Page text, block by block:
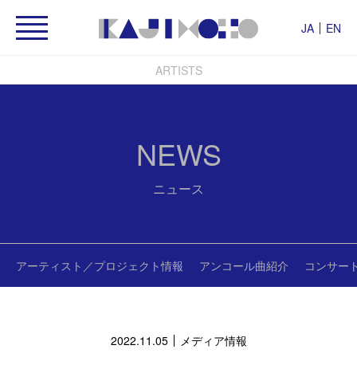
JA EN
ARTISTS
NEWS
ニュース
アーティスト／プロジェクト情報 アンコール曲紹介 コンサー
2022.11.05 メディア情報